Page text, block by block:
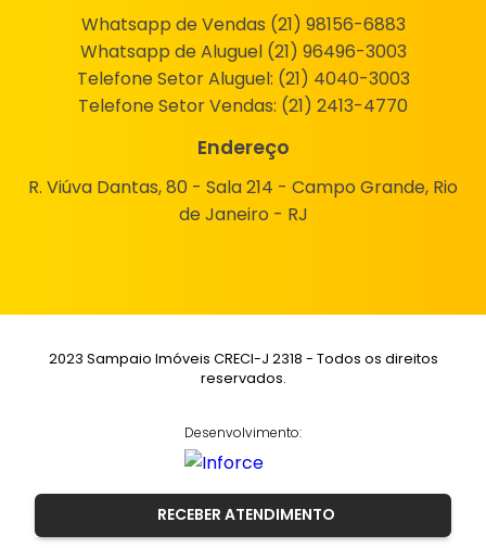
RECEBER ATENDIMENTO
Whatsapp de Vendas (21) 98156-6883
Whatsapp de Aluguel (21) 96496-3003
Telefone Setor Aluguel: (21) 4040-3003
Telefone Setor Vendas: (21) 2413-4770
Endereço
R. Viúva Dantas, 80 - Sala 214 - Campo Grande, Rio
de Janeiro - RJ
2023 Sampaio Imóveis CRECI-J 2318 - Todos os direitos
reservados.
Desenvolvimento: